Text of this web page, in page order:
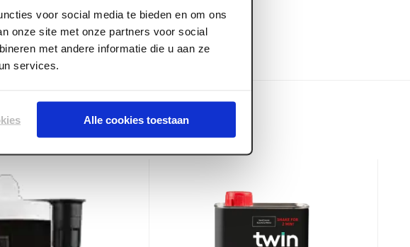
voor social media te bieden en om ons
onze site met onze partners voor social
met andere informatie die u aan ze
services.
Alle cookies toestaan